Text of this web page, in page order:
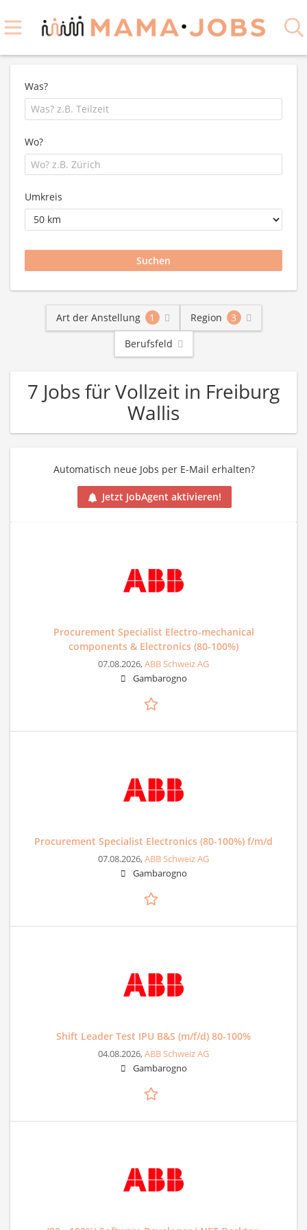
Was?
Wo?
Umkreis
Art der Anstellung 1 Region
3
Berufsfeld
7 Jobs für Vollzeit in Freiburg
Wallis
Automatisch neue Jobs per E-Mail erhalten?
Jetzt JobAgent aktivieren!
Procurement Specialist Electro-mechanical
components & Electronics (80-100%)
07.08.2026,ABB Schweiz AG
Gambarogno
Procurement Specialist Electronics (80-100%) f/m/d
07.08.2026,ABB Schweiz AG
Gambarogno
Shift Leader Test IPU B&S (m/f/d) 80-100%
04.08.2026,ABB Schweiz AG
Gambarogno